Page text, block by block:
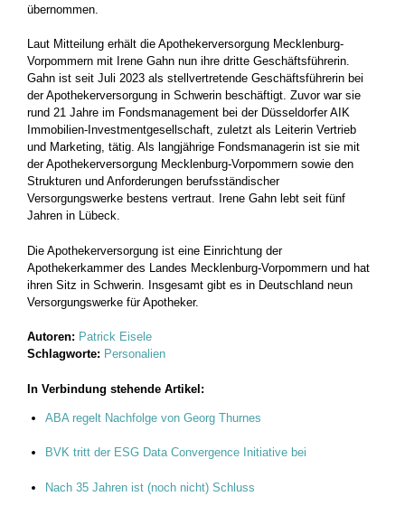
übernommen.
Laut Mitteilung erhält die Apothekerversorgung Mecklenburg-
Vorpommern mit Irene Gahn nun ihre dritte Geschäftsführerin.
Gahn ist seit Juli 2023 als stellvertretende Geschäftsführerin bei
der Apothekerversorgung in Schwerin beschäftigt. Zuvor war sie
rund 21 Jahre im Fondsmanagement bei der Düsseldorfer AIK
Immobilien-Investmentgesellschaft, zuletzt als Leiterin Vertrieb
und Marketing, tätig. Als langjährige Fondsmanagerin ist sie mit
der Apothekerversorgung Mecklenburg-Vorpommern sowie den
Strukturen und Anforderungen berufsständischer
Versorgungswerke bestens vertraut. Irene Gahn lebt seit fünf
Jahren in Lübeck.
Die Apothekerversorgung ist eine Einrichtung der
Apothekerkammer des Landes Mecklenburg-Vorpommern und hat
ihren Sitz in Schwerin. Insgesamt gibt es in Deutschland neun
Versorgungswerke für Apotheker.
Autoren: Patrick Eisele
Schlagworte: Personalien
In Verbindung stehende Artikel:
ABA regelt Nachfolge von Georg Thurnes
BVK tritt der ESG Data Convergence Initiative bei
Nach 35 Jahren ist (noch nicht) Schluss